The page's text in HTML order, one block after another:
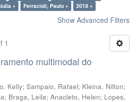
× Ferracioli, Paulo × 2018 ×
Show Advanced Filters
1
multimodal do
Kelly; Sampaio, Rafael; Kleina, Nilton;
; Braga, Leila; Anacleto, Helen; Lopes,